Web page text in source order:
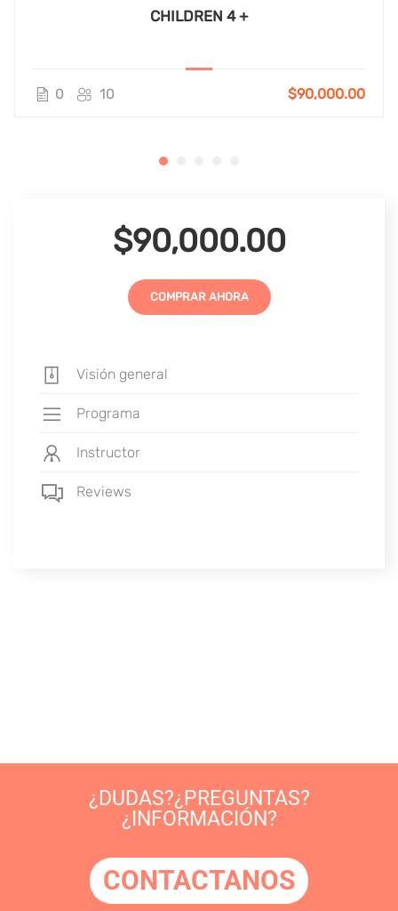
CHILDREN 4 +
0 10 $90,000.00
$90,000.00
COMPRAR AHORA
Visión general
Programa
Instructor
Reviews
¿DUDAS?¿PREGUNTAS?
¿INFORMACIÓN?
CONTACTANOS